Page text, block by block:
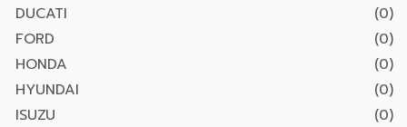
DUCATI
(0)
FORD
(0)
HONDA
(0)
HYUNDAI
(0)
ISUZU
(0)